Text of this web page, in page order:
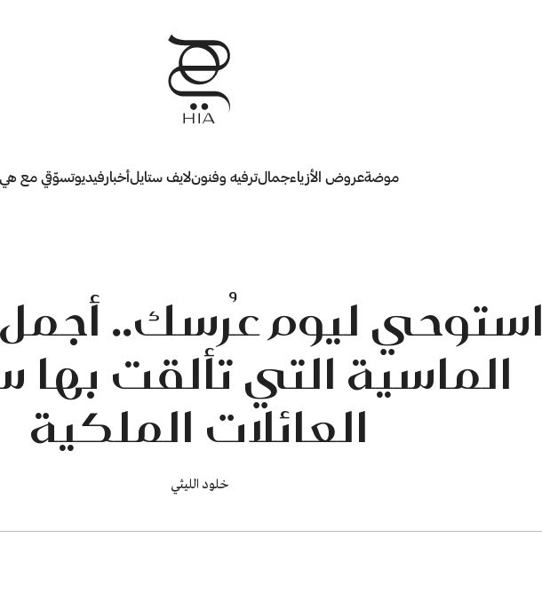
موضةعروض الأزياءجمالترفيه وفنونلايف ستايلأخبارفيديوتسوّقي مع هي
استوحي ليوم عُرسك.. أجمل
الماسية التي تألقت بها
العائلات الملكية
خلود الليثي